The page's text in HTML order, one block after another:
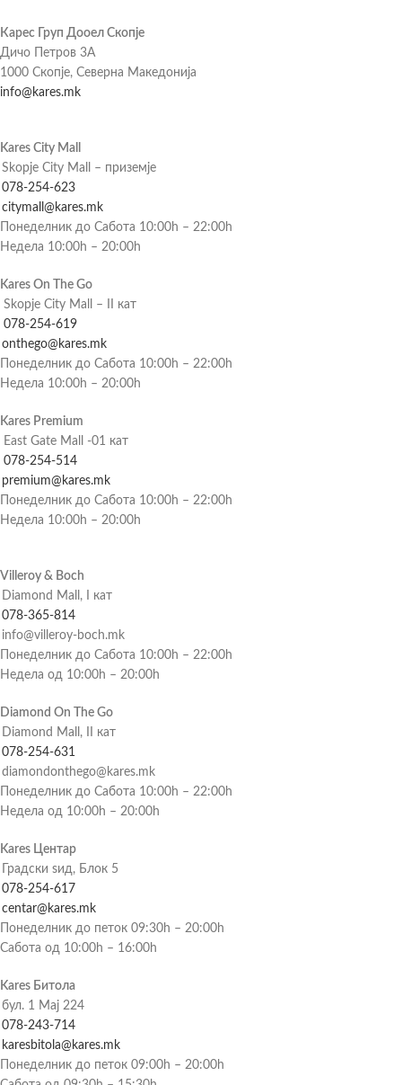
Карес Груп Дооел Скопје
Дичо Петров 3А
1000 Скопје, Северна Македонија
info@kares.mk
Kares City Mall
Skopje City Mall – приземје
078-254-623
citymall@kares.mk
Понеделник до Сабота 10:00h – 22:00h
Недела 10:00h – 20:00h
Kares On The Go
Skopje City Mall – II кат
078-254-619
onthego@kares.mk
Понеделник до Сабота 10:00h – 22:00h
Недела 10:00h – 20:00h
Kares Premium
East Gate Mall -01 кат
078-254-514
premium@kares.mk
Понеделник до Сабота 10:00h – 22:00h
Недела 10:00h – 20:00h
Villeroy & Boch
Diamond Mall, I кат
078-365-814
info@villeroy-boch.mk
Понеделник до Сабота 10:00h – 22:00h
Недела од 10:00h – 20:00h
Diamond On The Go
Diamond Mall, II кат
078-254-631
diamondonthego@kares.mk
Понеделник до Сабота 10:00h – 22:00h
Недела од 10:00h – 20:00h
Kares Центар
Градски ѕид, Блок 5
078-254-617
centar@kares.mk
Понеделник до петок 09:30h – 20:00h
Сабота од 10:00h – 16:00h
Kares Битола
бул. 1 Мај 224
078-243-714
karesbitola@kares.mk
Понеделник до петок 09:00h – 20:00h